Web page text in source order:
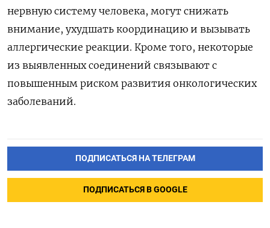
нервную систему человека, могут снижать
внимание, ухудшать координацию и вызывать
аллергические реакции. Кроме того, некоторые
из выявленных соединений связывают с
повышенным риском развития онкологических
заболеваний.
ПОДПИСАТЬСЯ НА ТЕЛЕГРАМ
ПОДПИСАТЬСЯ В GOOGLE